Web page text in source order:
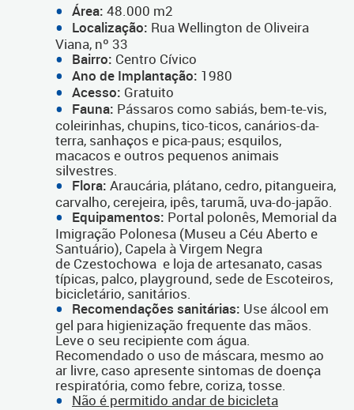
Área: 48.000 m2
Localização: Rua Wellington de Oliveira
Viana, nº 33
Bairro: Centro Cívico
Ano de Implantação: 1980
Acesso: Gratuito
Fauna: Pássaros como sabiás, bem-te-vis,
coleirinhas, chupins, tico-ticos, canários-da-
terra, sanhaços e pica-paus; esquilos,
macacos e outros pequenos animais
silvestres.
Flora: Araucária, plátano, cedro, pitangueira,
carvalho, cerejeira, ipês, tarumã, uva-do-japão.
Equipamentos: Portal polonês, Memorial da
Imigração Polonesa (Museu a Céu Aberto e
Santuário), Capela à Virgem Negra
de Czestochowa e loja de artesanato, casas
típicas, palco, playground, sede de Escoteiros,
bicicletário, sanitários.
Recomendações sanitárias: Use álcool em
gel para higienização frequente das mãos.
Leve o seu recipiente com água.
Recomendado o uso de máscara, mesmo ao
ar livre, caso apresente sintomas de doença
respiratória, como febre, coriza, tosse.
Não é permitido andar de bicicleta